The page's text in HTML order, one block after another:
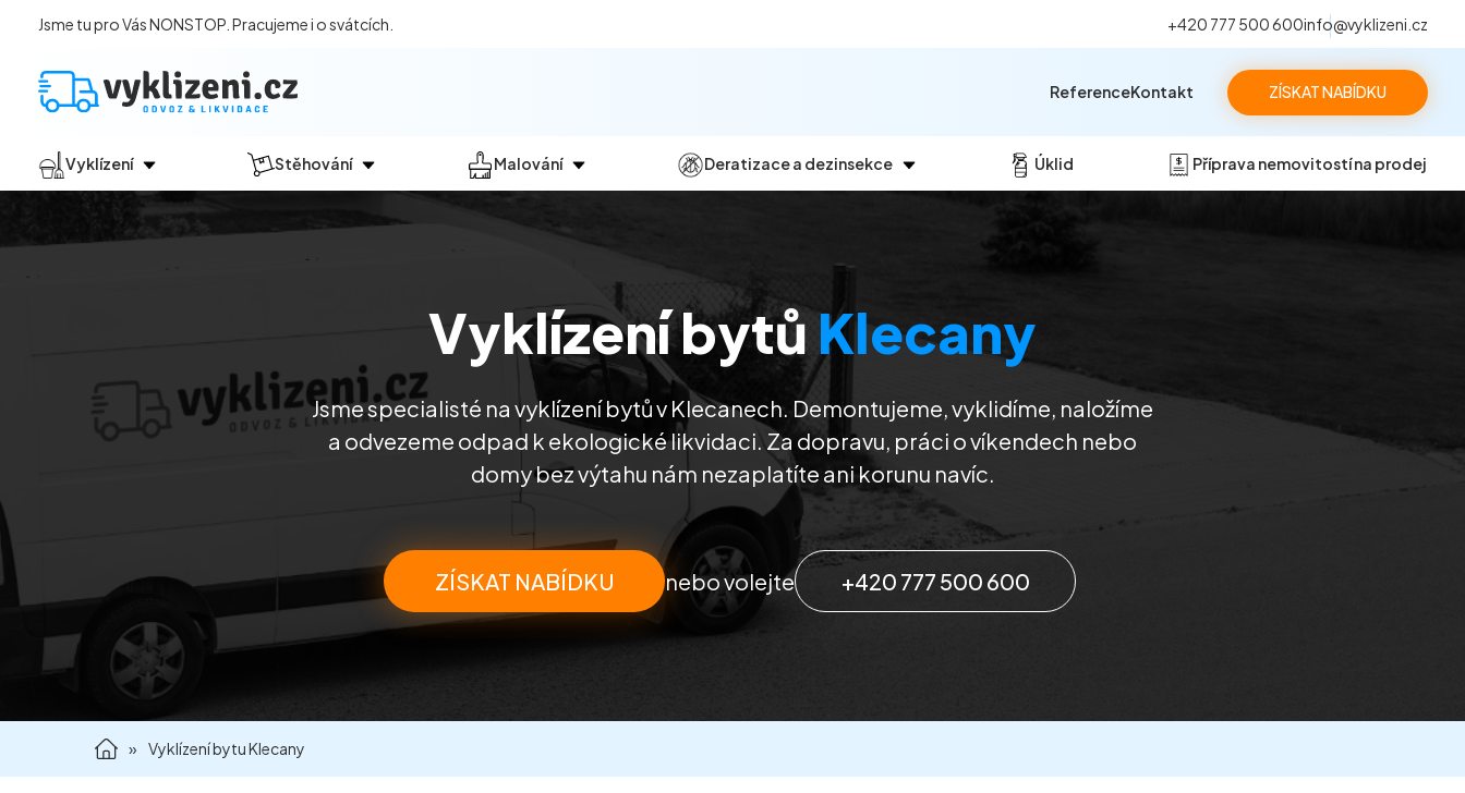
Jsme tu pro Vás NONSTOP. Pracujeme i o svátcích. +420 777 500 600info@vyklizeni.cz
ZÍSKAT NABÍDKU
Vyklízení
Vyklízení komerčních prostor
Vyklízení sklepů a garáží
Stěhování Malování
Malování bytů
Malování domů
Malování kanceláří
Malování komerčních prostor
Deratizace a dezinsekce
Dezinfekce
Dezinsekce
Úklid Příprava nemovitostí na prodej
ReferenceKontakt
Vyklízení bytůKlecany
Jsme specialisté na vyklízení bytů v Klecanech. Demontujeme, vyklidíme, naložíme
a odvezeme odpad k ekologické likvidaci. Za dopravu, práci o víkendech nebo
domy bez výtahu nám nezaplatíte ani korunu navíc.
ZÍSKAT NABÍDKU nebo volejte +420 777 500 600
» Vyklízení bytu Klecany